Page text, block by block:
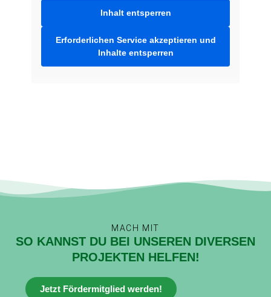
Inhalt entsperren
Erforderlichen Service akzeptieren und
Inhalte entsperren
MACH MIT
SO KANNST DU BEI UNSEREN DIVERSEN
PROJEKTEN HELFEN!
Jetzt Fördermitglied werden!